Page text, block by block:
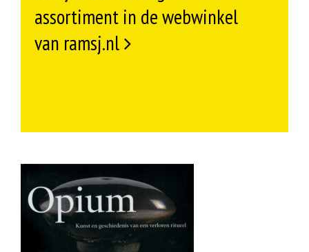
assortiment in de webwinkel
van ramsj.nl